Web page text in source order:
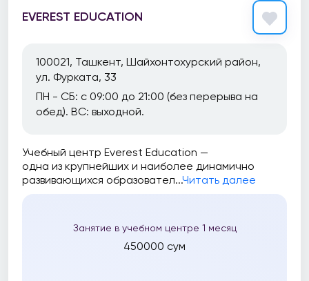
EVEREST EDUCATION
100021, Ташкент, Шайхонтохурский район,
ул. Фурката, 33
ПН - СБ: с 09:00 до 21:00 (без перерыва на
обед). ВС: выходной.
Учебный центр Everest Education —
одна из крупнейших и наиболее динамично
развивающихся образовател...Читать далее
Занятие в учебном центре 1 месяц
450000 сум